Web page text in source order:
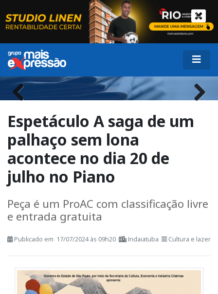
Previous
Espetáculo A saga de um
palhaço sem lona
acontece no dia 20 de
julho no Piano
Peça é um ProAC com classificação livre
e entrada gratuita
Publicado em 17/07/2024 às 09h20 Indaiatuba Cultura e lazer